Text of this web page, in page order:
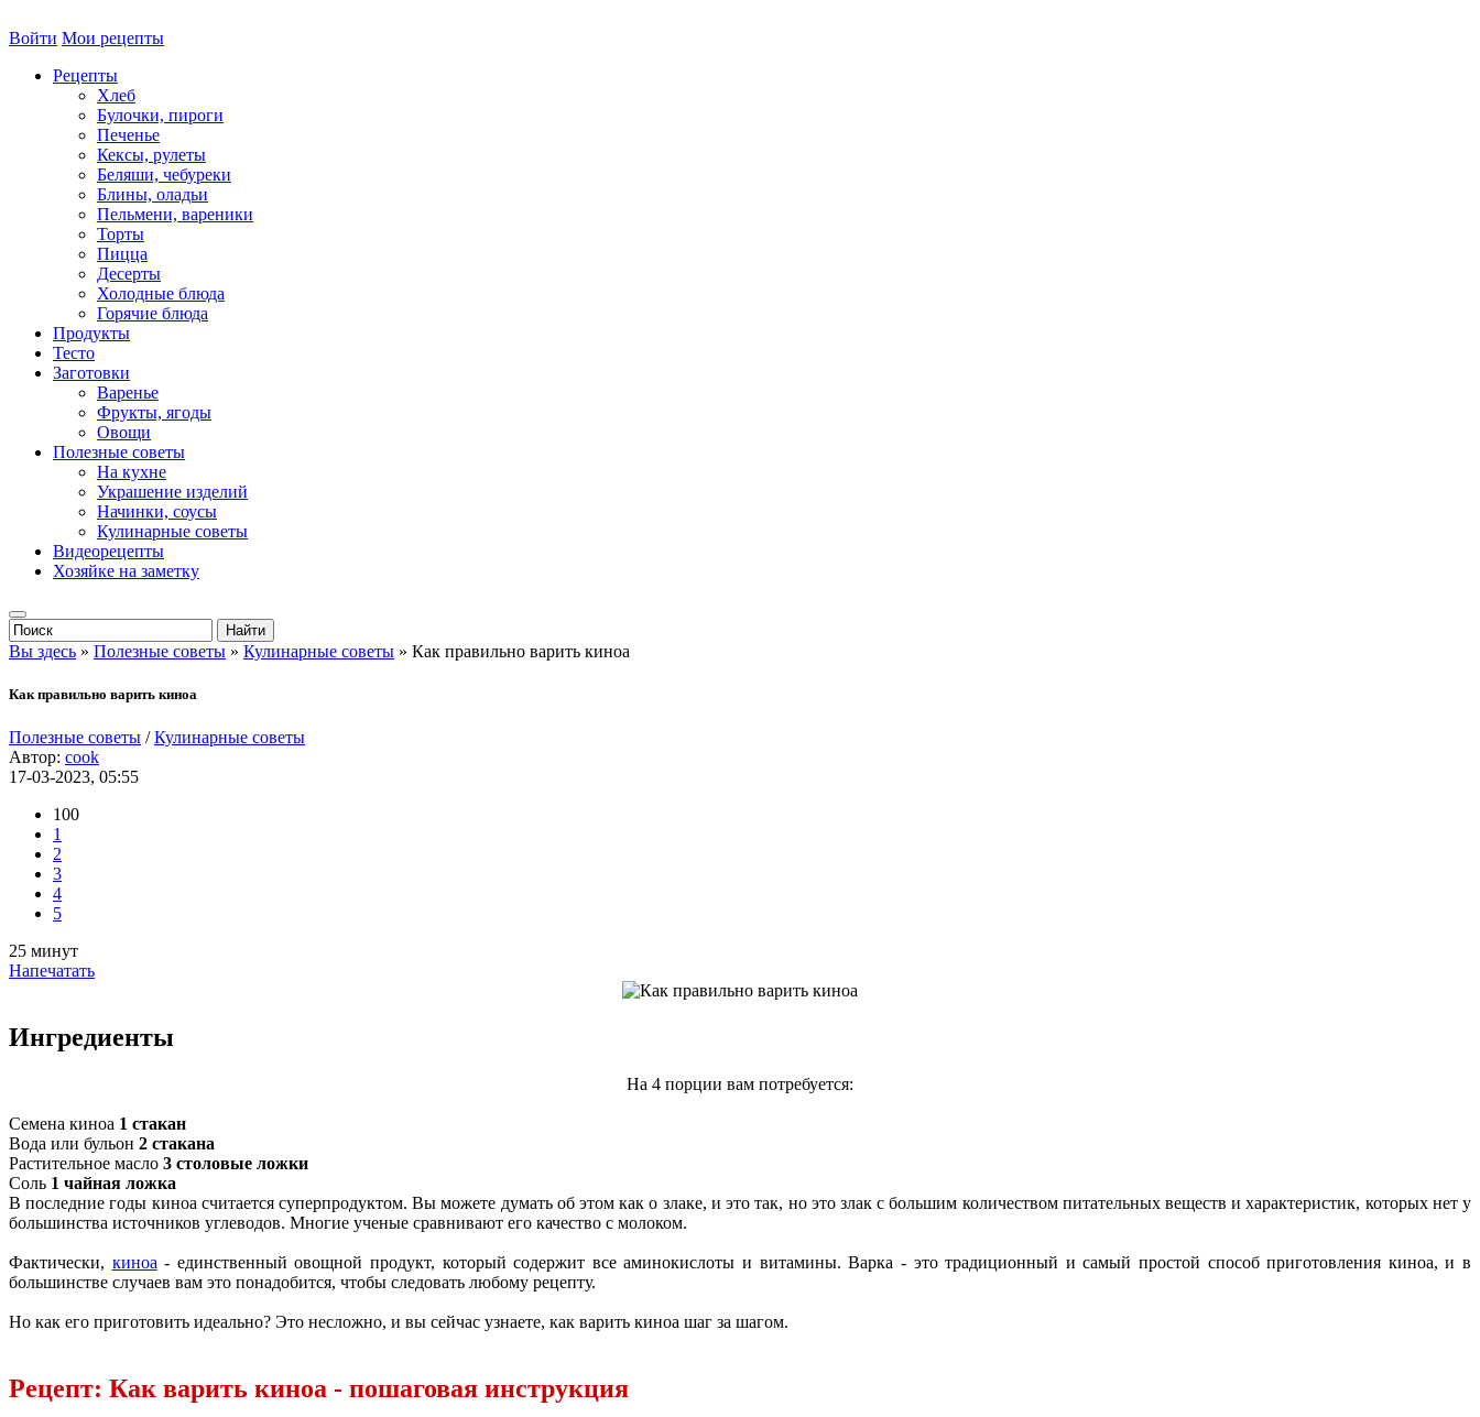
Войти Мои рецепты
Рецепты
Хлеб
Булочки, пироги
Печенье
Кексы, рулеты
Беляши, чебуреки
Блины, оладьи
Пельмени, вареники
Торты
Пицца
Десерты
Холодные блюда
Горячие блюда
Продукты
Тесто
Заготовки
Варенье
Фрукты, ягоды
Овощи
Полезные советы
На кухне
Украшение изделий
Начинки, соусы
Кулинарные советы
Видеорецепты
Хозяйке на заметку
Вы здесь » Полезные советы » Кулинарные советы » Как правильно варить киноа
Как правильно варить киноа
Полезные советы /Кулинарные советы
Автор: cook
17-03-2023, 05:55
100
1
2
3
4
5
25 минут
Напечатать
Ингредиенты
На 4 порции вам потребуется:
Семена киноа 1 стакан
Вода или бульон 2 стакана
Растительное масло 3 столовые ложки
Соль 1 чайная ложка
В последние годы киноа считается суперпродуктом. Вы можете думать об этом как о злаке, и это так, но это злак с большим количеством питательных веществ и характеристик, которых нет у
большинства источников углеводов. Многие ученые сравнивают его качество с молоком.
Фактически, киноа - единственный овощной продукт, который содержит все аминокислоты и витамины. Варка - это традиционный и самый простой способ приготовления киноа, и в
большинстве случаев вам это понадобится, чтобы следовать любому рецепту.
Но как его приготовить идеально? Это несложно, и вы сейчас узнаете, как варить киноа шаг за шагом.
Рецепт: Как варить киноа - пошаговая инструкция